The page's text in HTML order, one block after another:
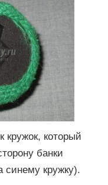
кружок, который
банки
синему кружку).